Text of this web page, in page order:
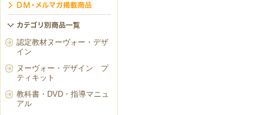
認定教材ヌーヴォー・デザ
イン
ヌーヴォー・デザイン プ
ティキット
教科書・DVD・指導マニュ
アル